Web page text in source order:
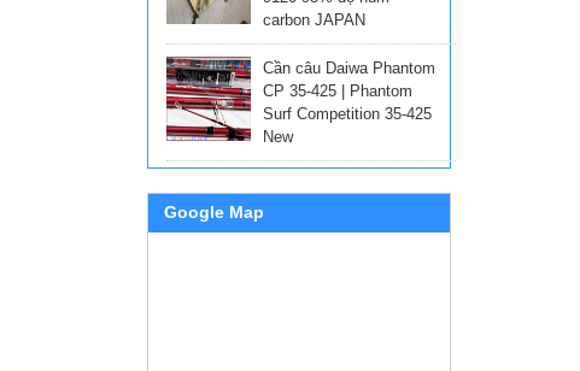
carbon JAPAN
Cần câu Daiwa Phantom
CP 35-425 | Phantom
Surf Competition 35-425
New
Google Map